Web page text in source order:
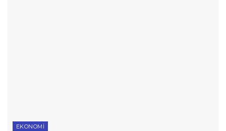
EKONOMI